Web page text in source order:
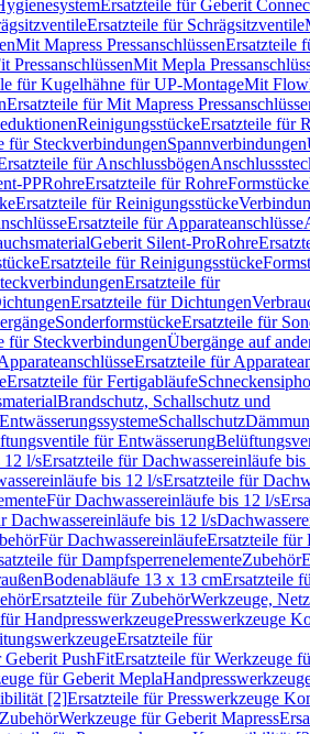
Ersatzteile für Geberit
Ersatzteile für Schrägsitzventile
Mit Mapress PressanschlüssenErsatzteile
Mit Mepla
für Kugelhähne für UP-MontageMit
Ersatzteile für Mit Mapress
ReinigungsstückeErsatzteile für
für SteckverbindungenSpannverbindungen
für Anschlussbögen
PPRohreErsatzteile für RohreFormstücke
Ersatzteile für Reinigungsstücke
Ersatzteile für Apparateanschlüsse
Geberit Silent-ProRohre
Ersatzteile für Reinigungsstücke
Ersatzteile für
Ersatzteile für Dichtungen
SonderformstückeErsatzteile für
für SteckverbindungenÜbergänge auf
Ersatzteile für
Ersatzteile für Fertigabläufe
Brandschutz, Schallschutz und
Schallschutz
für Entwässerung
12 l/sErsatzteile für Dachwassereinläufe bis
bis 12 l/sErsatzteile für
Für Dachwassereinläufe bis 12 l/s
Dachwassereinläufe bis 12 l/s
Für DachwassereinläufeErsatzteile für
für DampfsperrenelementeZubehör
Bodenabläufe 13 x 13 cmErsatzteile
Ersatzteile für ZubehörWerkzeuge,
HandpresswerkzeugePresswerkzeuge
Ersatzteile für
PushFitErsatzteile für Werkzeuge
für Geberit Mepla
[2]Ersatzteile für Presswerkzeuge
ZubehörWerkzeuge für Geberit Mapress